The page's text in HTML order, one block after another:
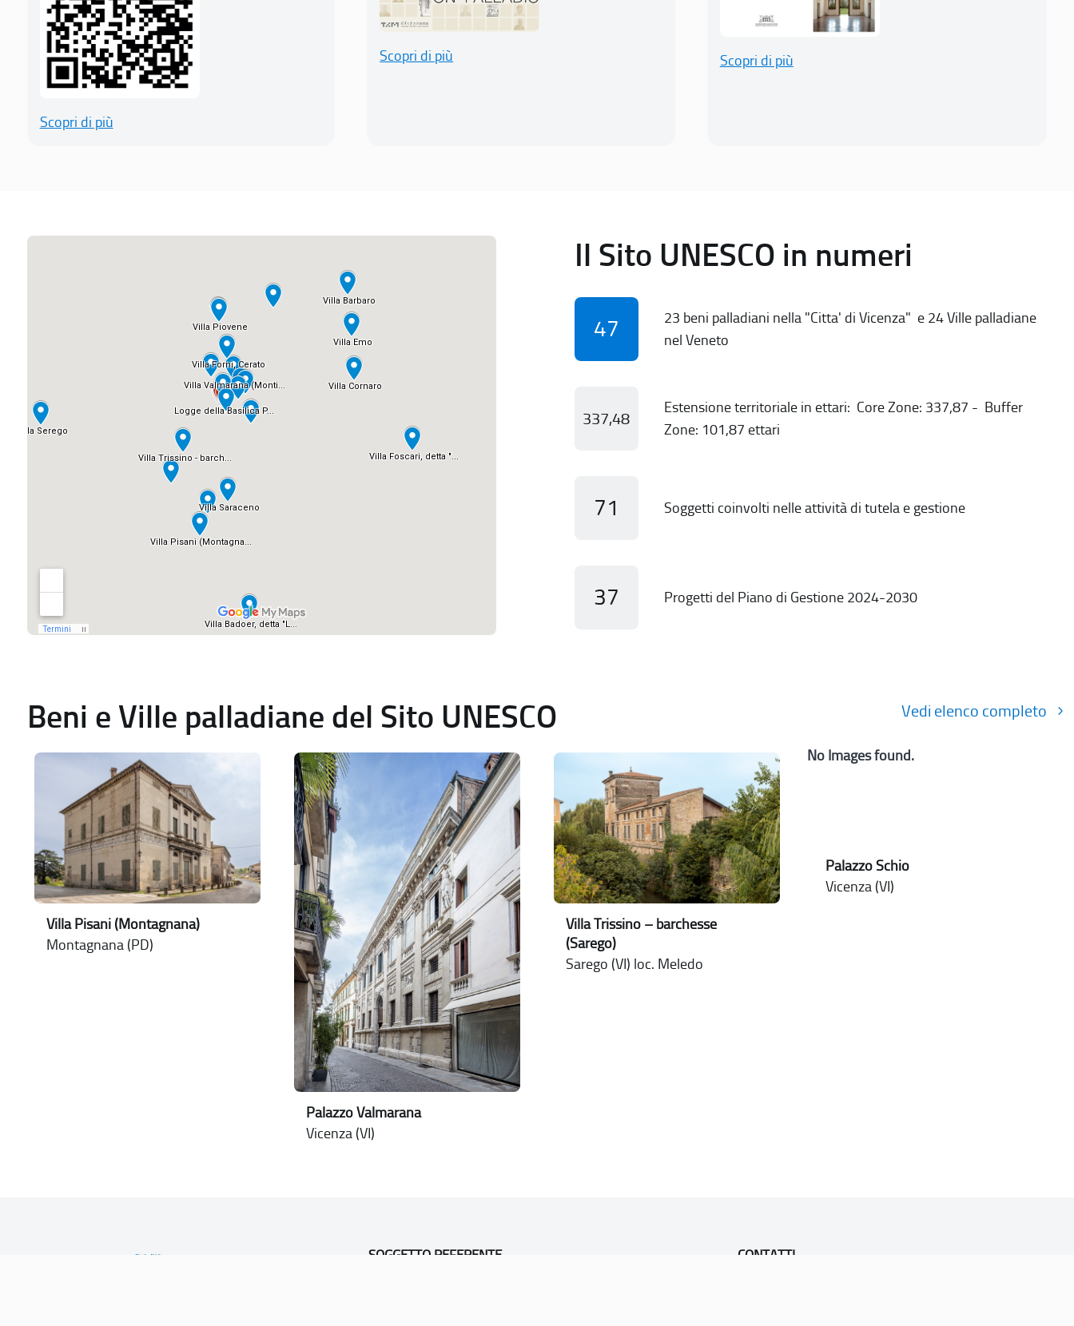
Scopri di più
Scopri di più Scopri di più
Il Sito UNESCO in numeri
47
23 beni palladiani nella "Citta' di Vicenza" e 24 Ville palladiane
nel Veneto
337,48
Estensione territoriale in ettari: Core Zone: 337,87 - Buffer
Zone: 101,87 ettari
71 Soggetti coinvolti nelle attività di tutela e gestione
37 Progetti del Piano di Gestione 2024-2030
Beni e Ville palladiane del Sito UNESCO Vedi elenco completo
Villa Pisani (Montagnana)
Montagnana (PD)
Palazzo Valmarana
Vicenza (VI)
Villa Trissino – barchesse
(Sarego)
Sarego (VI) loc. Meledo
No Images found.
Palazzo Schio
Vicenza (VI)
SOGGETTO REFERENTE CONTATTI